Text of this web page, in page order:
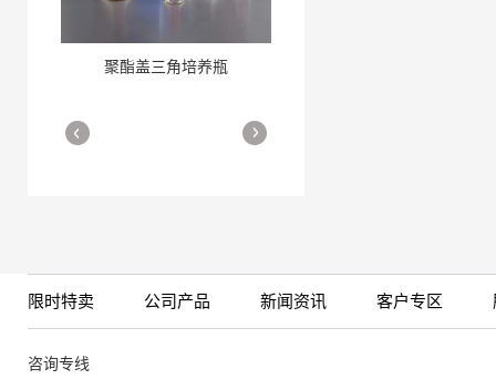
聚酯盖三角培养瓶
细胞培养瓶
More
限时特卖 公司产品 新闻资讯 客户专区
咨询专线